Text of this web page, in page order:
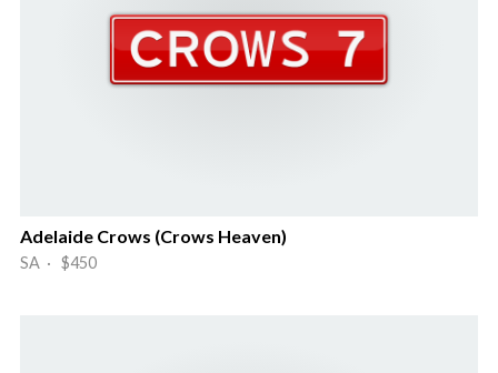
Adelaide Crows (Crows Heaven)
SA · $450